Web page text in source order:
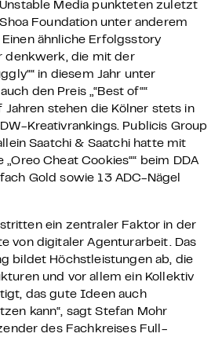
Media punkteten zuletzt
Foundation unter anderem
Einen ähnliche Erfolgsstory
denkwerk, die mit der
in diesem Jahr unter
den Preis „“Best of““
Jahren stehen die Kölner stets in
Kreativrankings. Publicis Group
Saatchi & Saatchi hatte mit
Cheat Cookies““ beim DDA
Gold sowie 13 ADC-Nägel
ein zentraler Faktor in der
von digitaler Agenturarbeit. Das
bildet Höchstleistungen ab, die
und vor allem ein Kollektiv
das gute Ideen auch
kann“, sagt Stefan Mohr
des Fachkreises Full-